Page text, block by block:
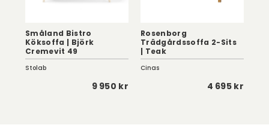
Småland Bistro
Köksoffa | Björk
Cremevit 49
Stolab
9 950 kr
Rosenborg
Trädgårdssoffa 2-Sits
| Teak
Cinas
4 695 kr